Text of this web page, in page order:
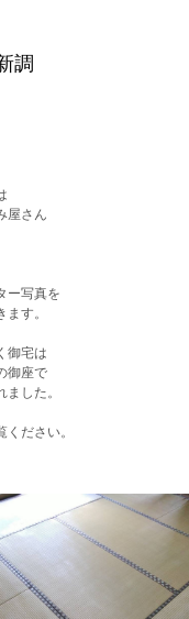
調
屋さん
ー写真を
ます。
御宅は
御座で
ました。
ください。